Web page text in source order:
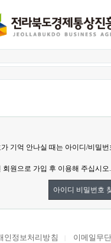
기억 안나실 때는 아이디/비밀
회원으로 가입 후 이용해 주십시오.
아이디 비밀번호
인정보처리방침 이메일무